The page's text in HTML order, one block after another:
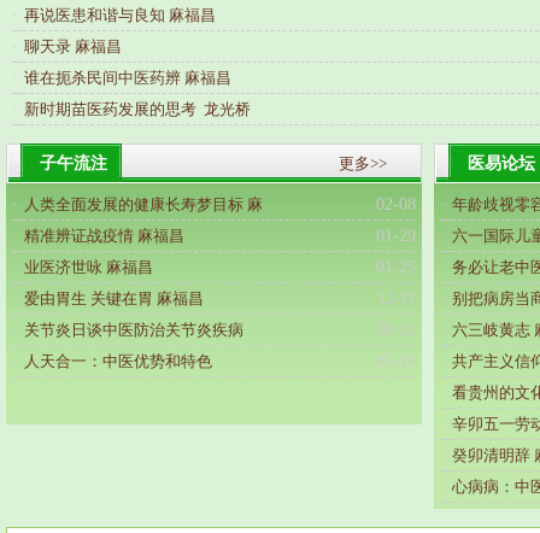
· 再说医患和谐与良知 麻福昌
· 聊天录 麻福昌
· 谁在扼杀民间中医药辨 麻福昌
· 新时期苗医药发展的思考 龙光桥
子午流注 更多>>
· 人类全面发展的健康长寿梦目标 麻
02-08
· 精准辨证战疫情 麻福昌
01-29
· 业医济世咏 麻福昌
01-25
· 爱由胃生 关键在胃 麻福昌
12-11
· 关节炎日谈中医防治关节炎疾病
10-12
· 人天合一：中医优势和特色 05-10
医易论坛
· 年龄歧视零
· 六一国际儿
· 务必让老中
· 别把病房当
· 六三岐黄志
· 共产主义信
· 看贵州的文
· 辛卯五一劳
· 癸卯清明辞
· 心病病：中